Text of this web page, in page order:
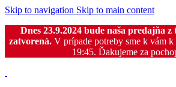
Skip to navigation Skip to main content
Dnes 23.9.2024 bude naša predajňa
zatvorená. V prípade potreby sme k vám
19:45. Ďakujeme za